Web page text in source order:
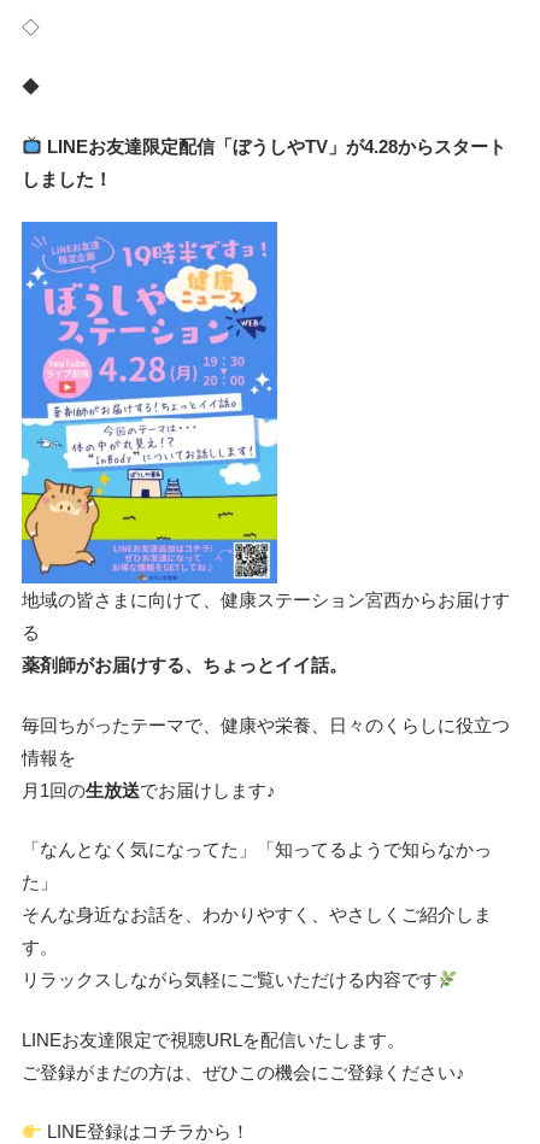
◇
◆
LINEお友達限定配信「ぼうしやTV」が4.28からスタート
しました！
地域の皆さまに向けて、健康ステーション宮西からお届けす
る
薬剤師がお届けする、ちょっとイイ話。
毎回ちがったテーマで、健康や栄養、日々のくらしに役立つ
情報を
月1回の生放送でお届けします♪
「なんとなく気になってた」「知ってるようで知らなかっ
た」
そんな身近なお話を、わかりやすく、やさしくご紹介しま
す。
リラックスしながら気軽にご覧いただける内容です
LINEお友達限定で視聴URLを配信いたします。
ご登録がまだの方は、ぜひこの機会にご登録ください♪
LINE登録はコチラから！